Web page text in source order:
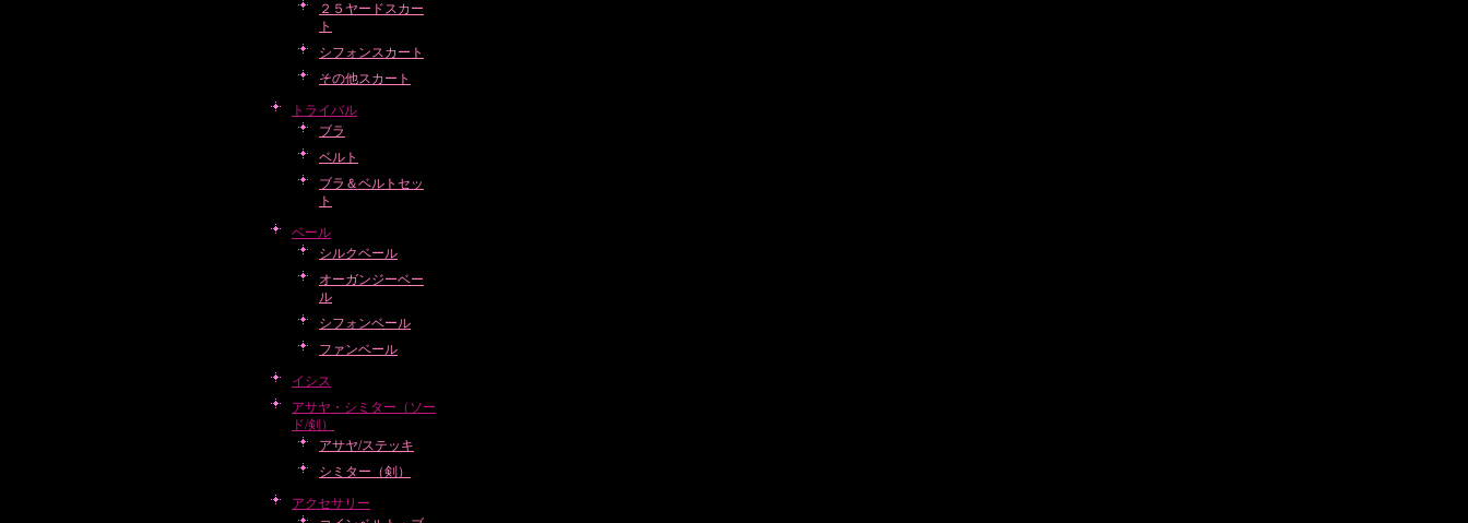
２５ヤードスカー
ト
シフォンスカート
その他スカート
トライバル
ブラ
ベルト
ブラ＆ベルトセッ
ト
ベール
シルクベール
オーガンジーベー
ル
シフォンベール
ファンベール
イシス
アサヤ・シミター（ソー
ド/剣）
アサヤ/ステッキ
シミター（剣）
アクセサリー